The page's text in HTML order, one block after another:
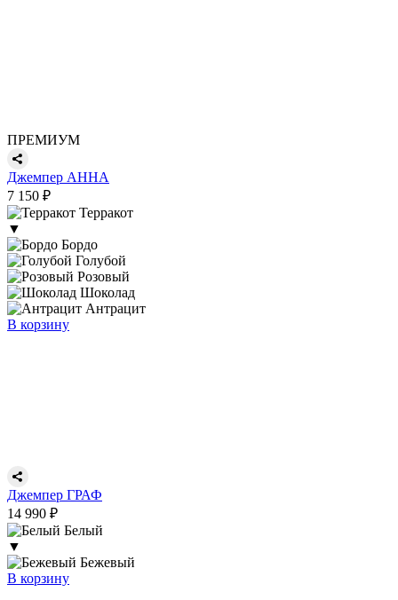
ПРЕМИУМ
Джемпер АННА
7 150 ₽
Терракот
▼
Бордо
Голубой
Розовый
Шоколад
Антрацит
В корзину
Джемпер ГРАФ
14 990 ₽
Белый
▼
Бежевый
В корзину